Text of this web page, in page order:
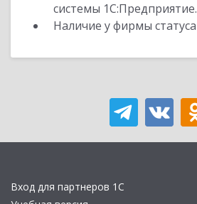
системы 1С:Предприятие.
Наличие у фирмы статуса
Вход для партнеров 1С